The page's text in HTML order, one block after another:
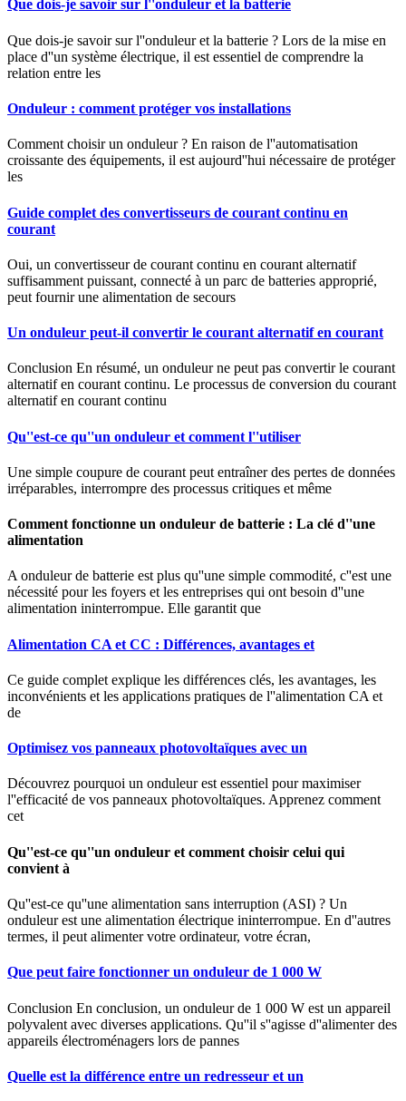
Que dois-je savoir sur l''onduleur et la batterie
Que dois-je savoir sur l''onduleur et la batterie ? Lors de la mise en
place d''un système électrique, il est essentiel de comprendre la
relation entre les
Onduleur : comment protéger vos installations
Comment choisir un onduleur ? En raison de l''automatisation
croissante des équipements, il est aujourd''hui nécessaire de protéger
les
Guide complet des convertisseurs de courant continu en
courant
Oui, un convertisseur de courant continu en courant alternatif
suffisamment puissant, connecté à un parc de batteries approprié,
peut fournir une alimentation de secours
Un onduleur peut-il convertir le courant alternatif en courant
Conclusion En résumé, un onduleur ne peut pas convertir le courant
alternatif en courant continu. Le processus de conversion du courant
alternatif en courant continu
Qu''est-ce qu''un onduleur et comment l''utiliser
Une simple coupure de courant peut entraîner des pertes de données
irréparables, interrompre des processus critiques et même
Comment fonctionne un onduleur de batterie : La clé d''une
alimentation
A onduleur de batterie est plus qu''une simple commodité, c''est une
nécessité pour les foyers et les entreprises qui ont besoin d''une
alimentation ininterrompue. Elle garantit que
Alimentation CA et CC : Différences, avantages et
Ce guide complet explique les différences clés, les avantages, les
inconvénients et les applications pratiques de l''alimentation CA et
de
Optimisez vos panneaux photovoltaïques avec un
Découvrez pourquoi un onduleur est essentiel pour maximiser
l''efficacité de vos panneaux photovoltaïques. Apprenez comment
cet
Qu''est-ce qu''un onduleur et comment choisir celui qui
convient à
Qu''est-ce qu''une alimentation sans interruption (ASI) ? Un
onduleur est une alimentation électrique ininterrompue. En d''autres
termes, il peut alimenter votre ordinateur, votre écran,
Que peut faire fonctionner un onduleur de 1 000 W
Conclusion En conclusion, un onduleur de 1 000 W est un appareil
polyvalent avec diverses applications. Qu''il s''agisse d''alimenter des
appareils électroménagers lors de pannes
Quelle est la différence entre un redresseur et un